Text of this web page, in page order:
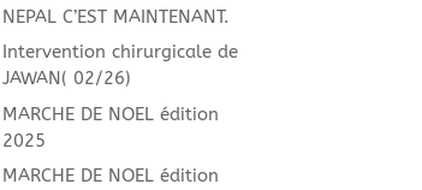
NEPAL C’EST MAINTENANT.
Intervention chirurgicale de
JAWAN( 02/26)
MARCHE DE NOEL édition
2025
MARCHE DE NOEL édition